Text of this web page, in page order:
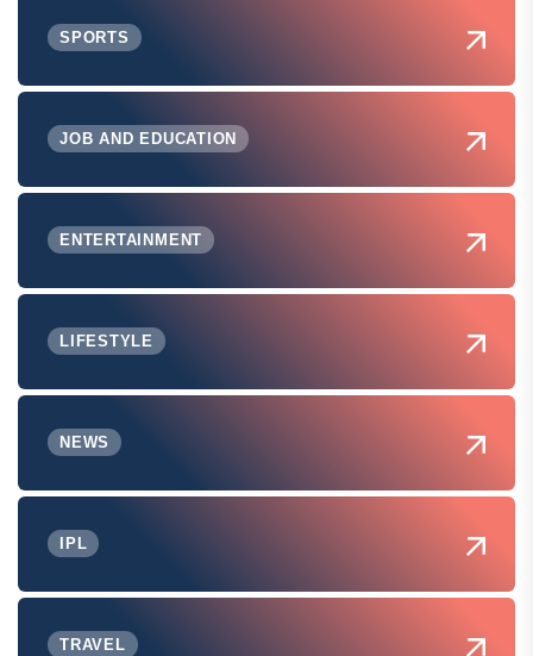
SPORTS
JOB AND EDUCATION
ENTERTAINMENT
LIFESTYLE
NEWS
IPL
TRAVEL